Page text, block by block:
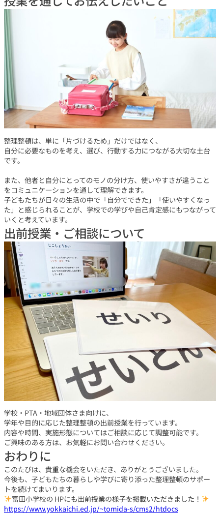
整理整頓は、単に「片づけるため」だけではなく、
自分に必要なものを考え、選び、行動する力につながる大切な土台
です。
また、他者と自分にとってのモノの分け方、使いやすさが違うこと
をコミュニケーションを通して理解できます。
子どもたちが日々の生活の中で「自分でできた」「使いやすくなっ
た」と感じられることが、学校での学びや自己肯定感にもつながって
いくと考えています。
出前授業・ご相談について
学校・PTA・地域団体さま向けに、
学年や目的に応じた整理整頓の出前授業を行っています。
内容や時間、実施形態についてはご相談に応じて調整可能です。
ご興味のある方は、お気軽にお問い合わせください。
おわりに
このたびは、貴重な機会をいただき、ありがとうございました。
今後も、子どもたちの暮らしや学びに寄り添った整理整頓のサポー
トを続けてまいります。
富田小学校の HPにも出前授業の様子を掲載いただきました！
https://www.yokkaichi.ed.jp/~tomida-s/cms2/htdocs